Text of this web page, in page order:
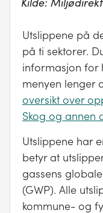
Kilde:
Utslippene på
på ti sektorer.
informasjon for
menyen lenger
oversikt over
Skog og annen
Utslippene har
betyr at
gassens
(GWP). Alle
kommune- og